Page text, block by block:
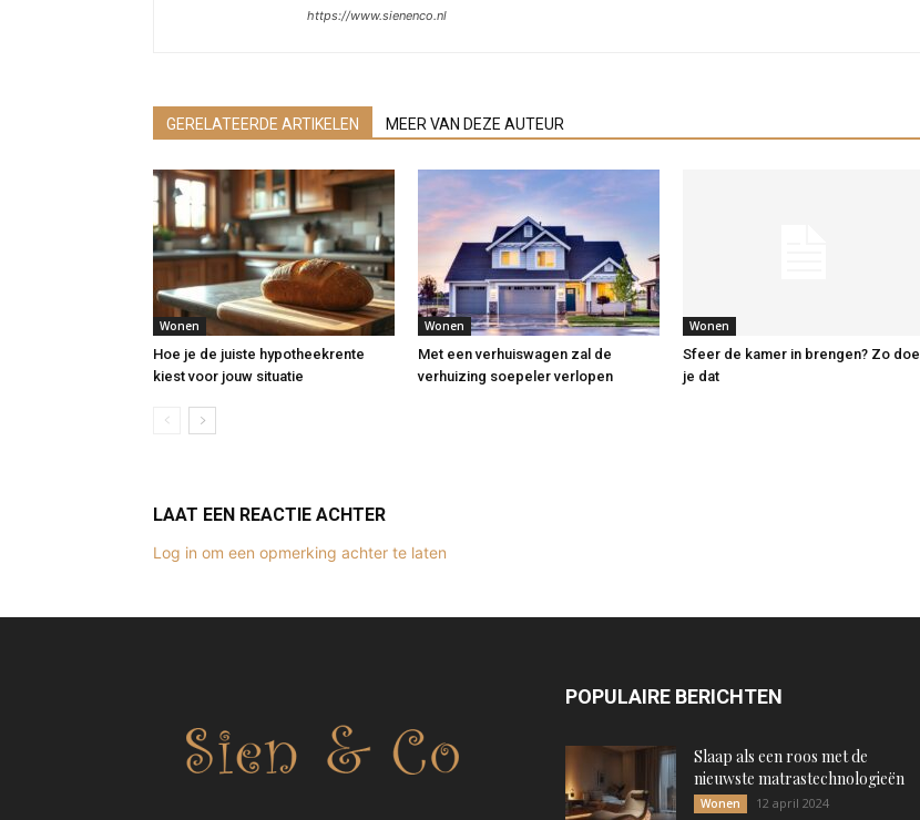
https://www.sienenco.nl
GERELATEERDE ARTIKELEN MEER VAN DEZE AUTEUR
Wonen
Hoe je de juiste hypotheekrente
kiest voor jouw situatie
Wonen
Met een verhuiswagen zal de
verhuizing soepeler verlopen
Wonen
Sfeer de kamer in brengen? Zo doe
je dat
LAAT EEN REACTIE ACHTER
Log in om een opmerking achter te laten
POPULAIRE BERICHTEN
Slaap als een roos met de
nieuwste matrastechnologieën
Wonen 12 april 2024